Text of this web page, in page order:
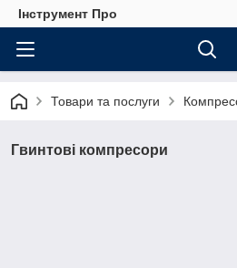
Інструмент Про
Товари та послуги
Гвинтові компресори